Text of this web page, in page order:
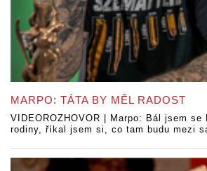
MARPO: TÁTA BY MĚL RADOST
VIDEOROZHOVOR | Marpo: Bál jsem se
rodiny, říkal jsem si, co tam budu mezi